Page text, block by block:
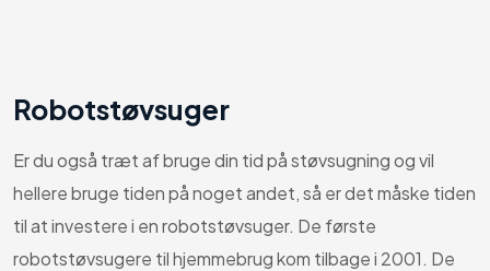
Robotstøvsuger
Er du også træt af bruge din tid på støvsugning og vil
hellere bruge tiden på noget andet, så er det måske tiden
til at investere i en robotstøvsuger. De første
robotstøvsugere til hjemmebrug kom tilbage i 2001. De